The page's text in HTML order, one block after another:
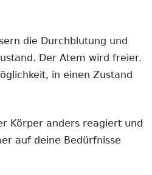
die Durchblutung und
Der Atem wird freier.
in einen Zustand
Körper anders reagiert und
auf deine Bedürfnisse